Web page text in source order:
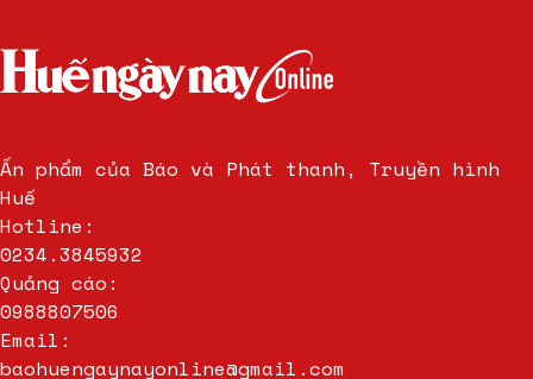
Ấn phẩm của Báo và Phát thanh, Truyền hình
Huế
Hotline:
0234.3845932
Quảng cáo:
0988807506
Email:
baohuengaynayonline@gmail.com